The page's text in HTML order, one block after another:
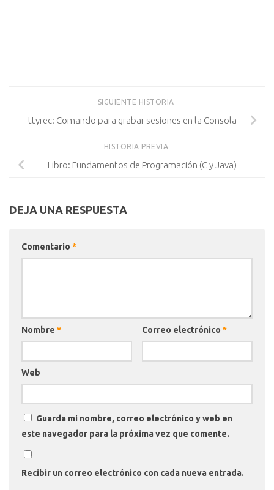
SIGUIENTE HISTORIA
ttyrec: Comando para grabar sesiones en la Consola
HISTORIA PREVIA
Libro: Fundamentos de Programación (C y Java)
DEJA UNA RESPUESTA
Comentario *
Nombre * Correo electrónico *
Web
Guarda mi nombre, correo electrónico y web en
este navegador para la próxima vez que comente.
Recibir un correo electrónico con cada nueva entrada.